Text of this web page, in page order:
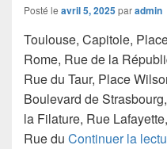
Posté le avril 5, 2025paradmin
Toulouse, Capitole,
Rome, Rue de la
Rue du Taur, Place
Boulevard de
la Filature, Rue
Rue du Continuer la